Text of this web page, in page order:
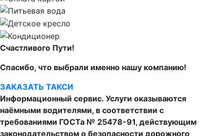
Счастливого Пути!
Спасибо, что выбрали именно нашу компанию!
ЗАКАЗАТЬ ТАКСИ
Информационный сервис. Услуги оказываются
наёмными водителями, в соответствии с
требованиями ГОСТа № 25478-91, действующим
законодательством о безопасности дорожного